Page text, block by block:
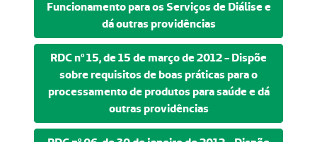
Funcionamento para os Serviços de Diálise e
dá outras providências
RDC nº 15, de 15 de março de 2012 - Dispõe
sobre requisitos de boas práticas para o
processamento de produtos para saúde e dá
outras providências